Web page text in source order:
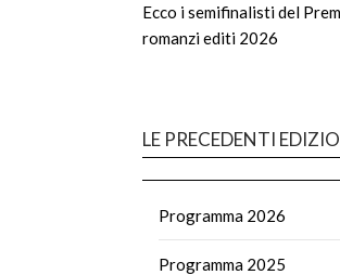
Ecco i semifinalisti del
romanzi editi 2026
LE PRECEDENTI
Programma 2026
Programma 2025